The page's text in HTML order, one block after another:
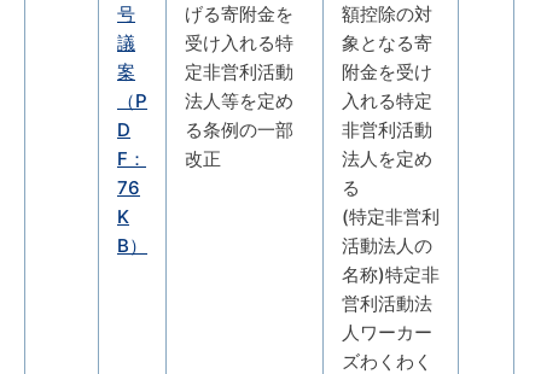
号
議
案
（P
D
F：
76
K
B）
げる寄附金を
受け入れる特
定非営利活動
法人等を定め
る条例の一部
改正
額控除の対
象となる寄
附金を受け
入れる特定
非営利活動
法人を定め
る
(特定非営利
活動法人の
名称)特定非
営利活動法
人ワーカー
ズわくわく